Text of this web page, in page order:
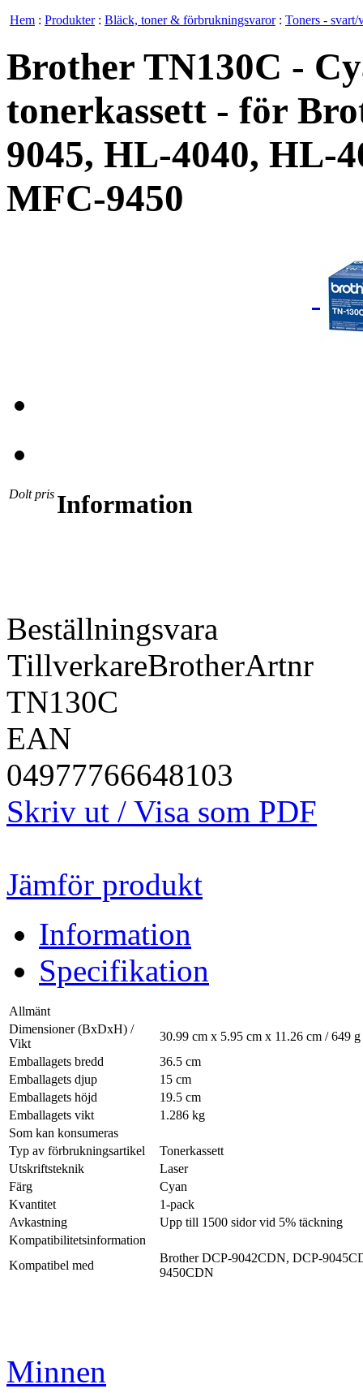
Hem : Produkter: Bläck, toner & förbrukningsvaror: Toners - svart/
Brother TN130C -
tonerkassett - för
9045, HL-4040, HL-
MFC-9450
Dolt pris Information
Beställningsvara
TillverkareBrotherArtnr
TN130C
EAN
04977766648103
Skriv ut / Visa som PDF
Jämför produkt
Information
Specifikation
Allmänt
Dimensioner (BxDxH) /
Vikt
30.99 cm x 5.95 cm x 11.26 cm / 649 g
Emballagets bredd
36.5 cm
Emballagets djup
15 cm
Emballagets höjd
19.5 cm
Emballagets vikt
1.286 kg
Som kan konsumeras
Typ av förbrukningsartikel
Tonerkassett
Utskriftsteknik
Laser
Färg
Cyan
Kvantitet
1-pack
Avkastning
Upp till 1500 sidor vid 5% täckning
Kompatibilitetsinformation
Kompatibel med
Brother DCP-9042CDN, DCP-
9450CDN
Minnen